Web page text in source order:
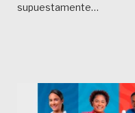
supuestamente…